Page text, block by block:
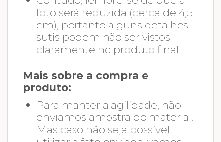
foto será reduzida (cerca de 4,5
cm), portanto alguns detalhes
sutis podem não ser vistos
claramente no produto final.
Mais sobre a compra e
produto:
Para manter a agilidade, não
enviamos amostra do material.
Mas caso não seja possível